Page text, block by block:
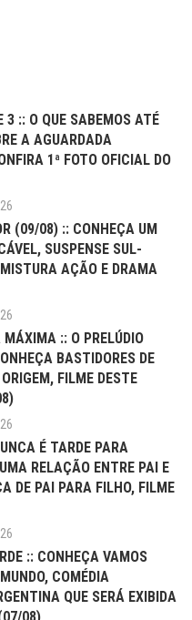
3 :: O QUE SABEMOS ATÉ
A AGUARDADA
1ª FOTO OFICIAL DO
(09/08) :: CONHEÇA UM
SUSPENSE SUL-
AÇÃO E DRAMA
:: O PRELÚDIO
BASTIDORES DE
FILME DESTE
É TARDE PARA
RELAÇÃO ENTRE PAI E
DE PAI PARA FILHO, FILME
:: CONHEÇA VAMOS
COMÉDIA
QUE SERÁ EXIBIDA